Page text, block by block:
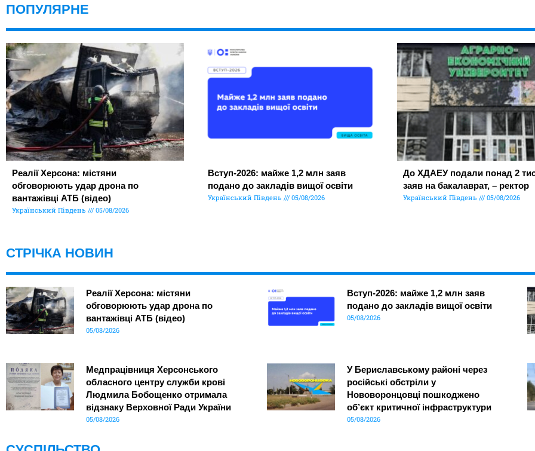
ПОПУЛЯРНЕ
Реалії Херсона: містяни
обговорюють удар дрона по
вантажівці АТБ (відео)
Український Південь 05/08/2026
Вступ-2026: майже 1,2 млн заяв
подано до закладів вищої освіти
Український Південь 05/08/2026
До ХДАЕУ подали понад 2
заяв на бакалаврат, – ректор
Український Південь 05/08/2026
СТРІЧКА НОВИН
Реалії Херсона: містяни
обговорюють удар дрона по
вантажівці АТБ (відео)
05/08/2026
Вступ-2026: майже 1,2 млн заяв
подано до закладів вищої освіти
05/08/2026
Медпрацівниця Херсонського
обласного центру служби крові
Людмила Бобощенко отримала
відзнаку Верховної Ради України
05/08/2026
У Бериславському районі через
російські обстріли у
Нововоронцовці пошкоджено
об’єкт критичної інфраструктури
05/08/2026